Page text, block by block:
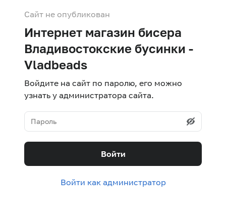
Сайт не опубликован
Интернет магазин бисера
Владивостокские бусинки -
Vladbeads
Войдите на сайт по паролю, его можно
узнать у администратора сайта.
Войти
Войти как администратор